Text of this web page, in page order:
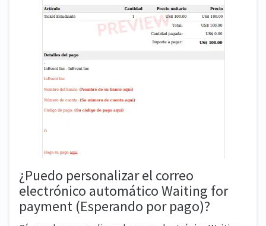
¿Puedo personalizar el correo
electrónico automático Waiting for
payment (Esperando por pago)?